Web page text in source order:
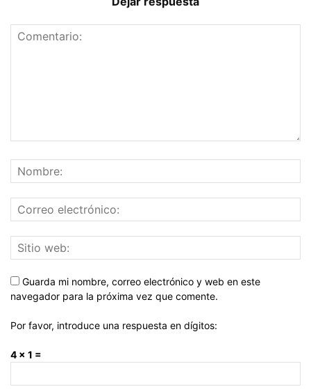
Guarda mi nombre, correo electrónico y web en este
navegador para la próxima vez que comente.
Por favor, introduce una respuesta en dígitos:
4 × 1 =